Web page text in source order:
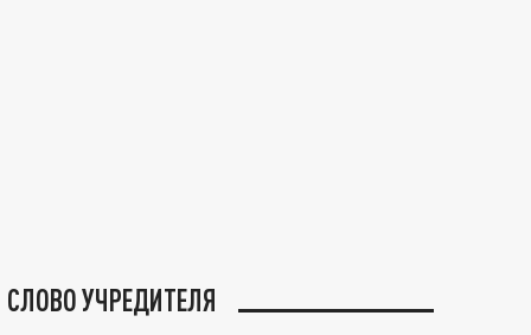
СЛОВО УЧРЕДИТЕЛЯ